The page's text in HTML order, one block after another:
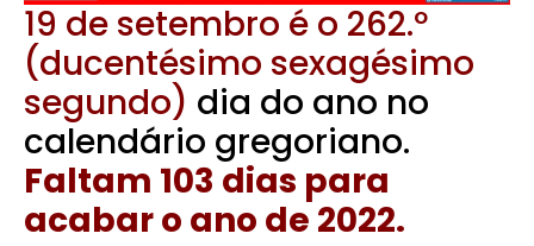
19 de setembro é o 262.º
(ducentésimo sexagésimo
segundo) dia do ano no
calendário gregoriano.
Faltam 103 dias para
acabar o ano de 2022.